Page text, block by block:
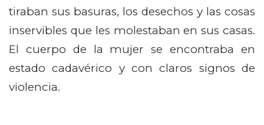
tiraban sus basuras, los desechos y las cosas
inservibles que les molestaban en sus casas.
El cuerpo de la mujer se encontraba en
estado cadavérico y con claros signos de
violencia.